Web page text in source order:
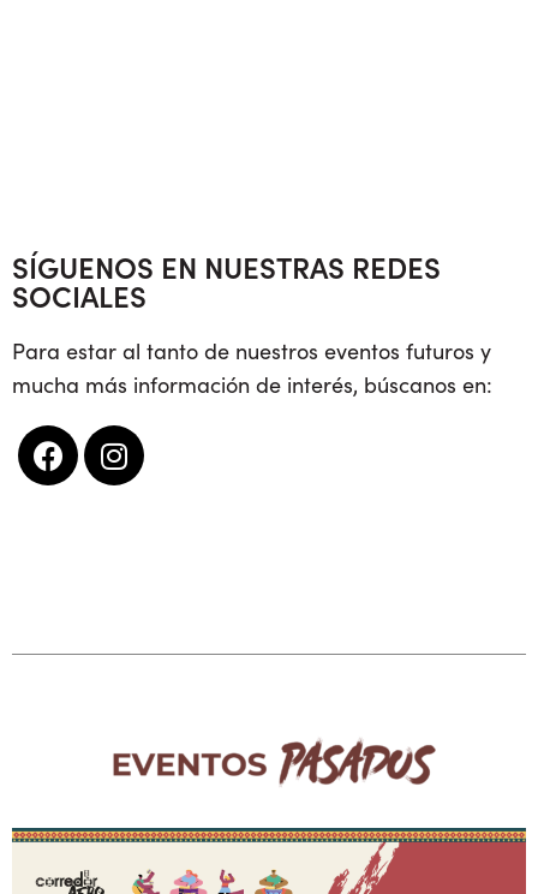
SÍGUENOS EN NUESTRAS REDES
SOCIALES
Para estar al tanto de nuestros eventos futuros y
mucha más información de interés, búscanos en: